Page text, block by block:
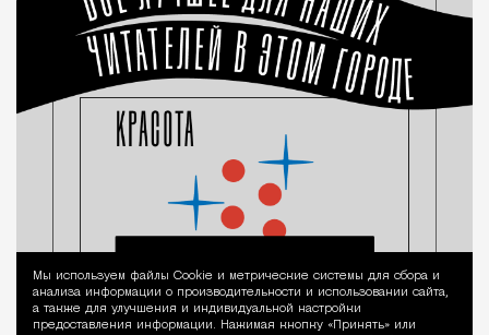
Уведомление
Мы используем файлы Сookie и метрические системы для сбора и
анализа информации о производительности и использовании сайта,
а также для улучшения и индивидуальной настройки
предоставления информации. Нажимая кнопку «Принять» или